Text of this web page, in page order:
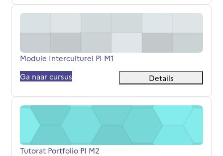
Module Interculturel PI M1
Cursusnaam
Module Interculturel PI M1
Ga naar cursus
Details
Tutorat Portfolio PI M2
Cursusnaam
Tutorat Portfolio PI M2